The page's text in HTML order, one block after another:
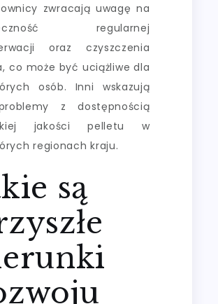
zwracają uwagę na
regularnej
oraz czyszczenia
co może być uciążliwe dla
osób. Inni wskazują
z dostępnością
jakości pelletu w
regionach kraju.
są